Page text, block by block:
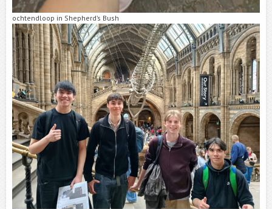
ochtendloop in Shepherd’s Bush